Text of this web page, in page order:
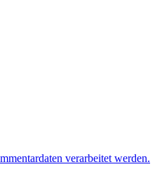
verarbeitet werden.